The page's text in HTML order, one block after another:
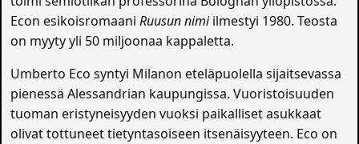
Econ esikoisromaaniRuusun nimiilmestyi 1980. Teosta
on myyty yli 50 miljoonaa kappaletta.
Umberto Eco syntyi Milanon eteläpuolella sijaitsevassa
pienessä Alessandrian kaupungissa. Vuoristoisuuden
tuoman eristyneisyyden vuoksi paikalliset asukkaat
olivat tottuneet tietyntasoiseen itsenäisyyteen. Eco on